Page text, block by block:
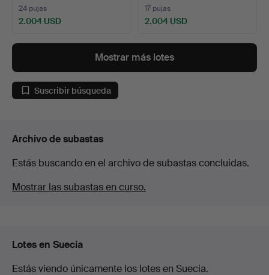
24 pujas
2.004 USD
seleccionado
17 pujas
2.004 USD
Mostrar más lotes
Suscribir búsqueda
Archivo de subastas
Estás buscando en el archivo de subastas concluidas.
Mostrar las subastas en curso.
Lotes en Suecia
Estás viendo únicamente los lotes en Suecia.